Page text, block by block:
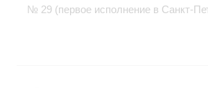
№ 29 (первое исполнение в Санкт-